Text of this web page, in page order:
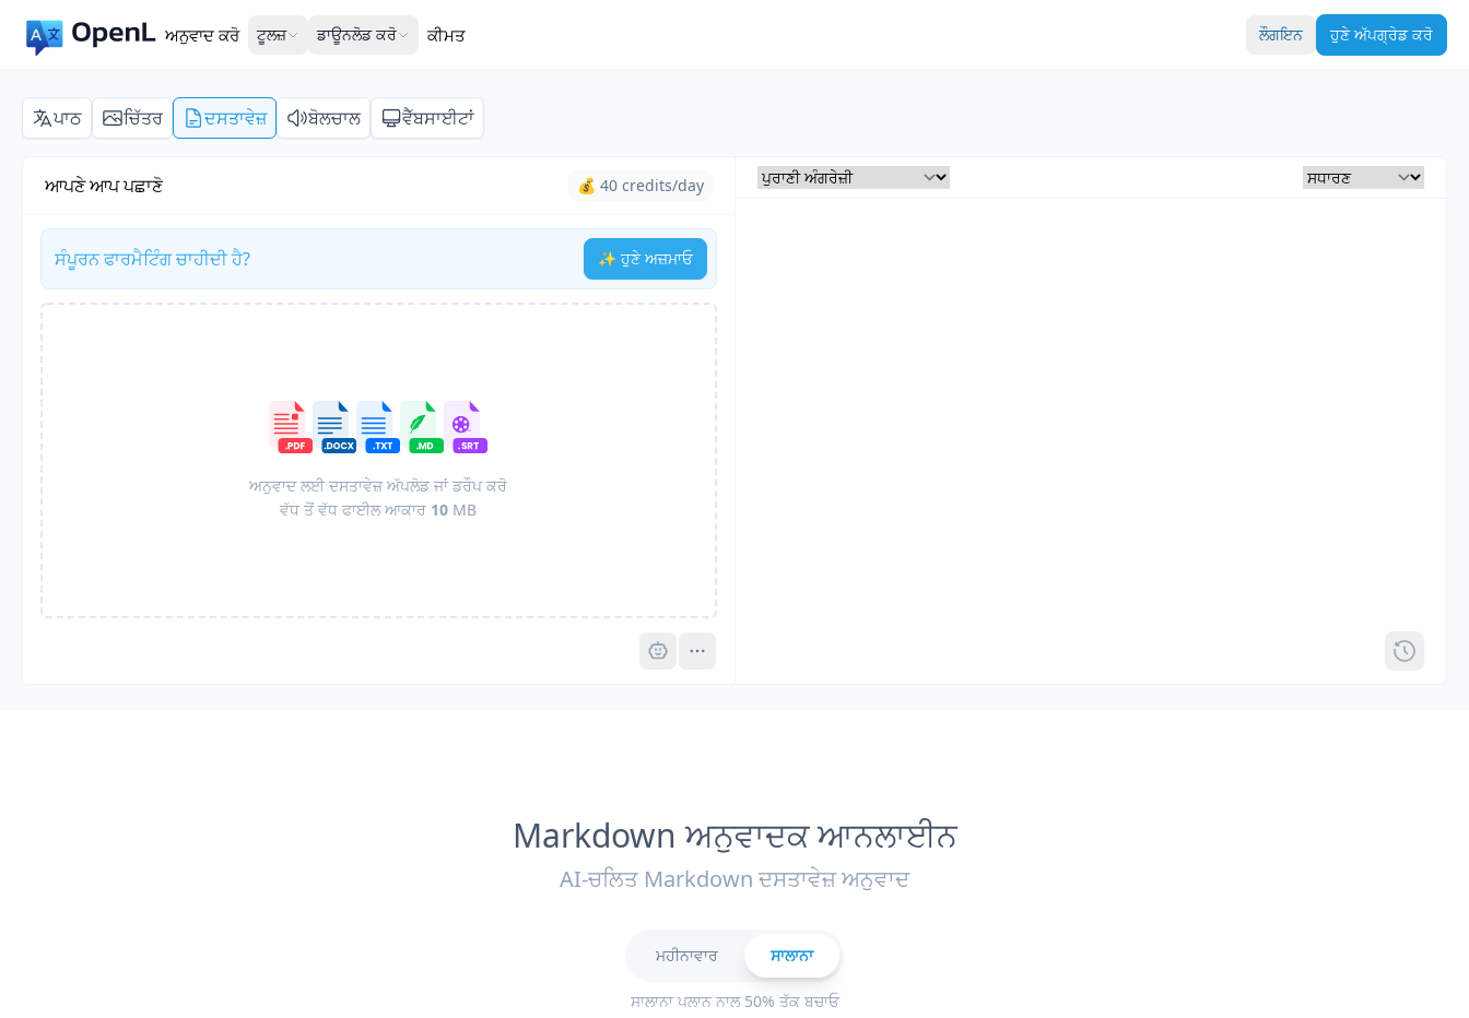
ਅਨੁਵਾਦ ਕਰੋ ਟੂਲਜ਼ ਡਾਊਨਲੋਡ ਕਰੋ ਕੀਮਤ ਲੌਗਇਨ ਹੁਣੇ ਅੱਪਗ੍ਰੇਡ ਕਰੋ
ਪਾਠ ਚਿੱਤਰ ਦਸਤਾਵੇਜ਼ ਬੋਲਚਾਲ ਵੈੱਬਸਾਈਟਾਂ
ਆਪਣੇ ਆਪ ਪਛਾਣੋ 💰 40 credits/day
ਸੰਪੂਰਨ ਫਾਰਮੈਟਿੰਗ ਚਾਹੀਦੀ ਹੈ? ✨ ਹੁਣੇ ਅਜ਼ਮਾਓ
ਅਨੁਵਾਦ ਲਈ ਦਸਤਾਵੇਜ਼ ਅੱਪਲੋਡ ਜਾਂ ਡਰੌਪ ਕਰੋ
ਵੱਧ ਤੋਂ ਵੱਧ ਫਾਈਲ ਆਕਾਰ 10 MB
Pro
Markdown ਅਨੁਵਾਦਕ ਆਨਲਾਈਨ
AI-ਚਲਿਤ Markdown ਦਸਤਾਵੇਜ਼ ਅਨੁਵਾਦ
ਮਹੀਨਾਵਾਰ ਸਾਲਾਨਾ
ਸਾਲਾਨਾ ਪਲਾਨ ਨਾਲ 50% ਤੱਕ ਬਚਾਓ